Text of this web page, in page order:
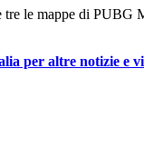
tre le mappe di PUBG
per altre notizie e